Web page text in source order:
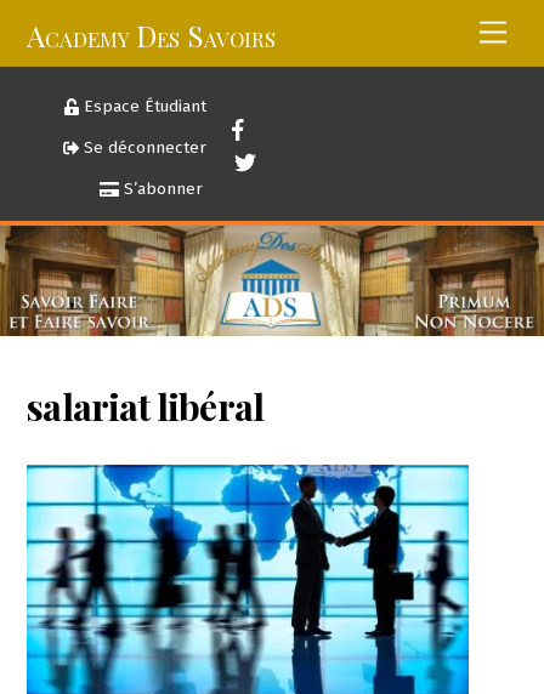
Academy Des Savoirs
Espace Étudiant
Se déconnecter
S’abonner
salariat libéral